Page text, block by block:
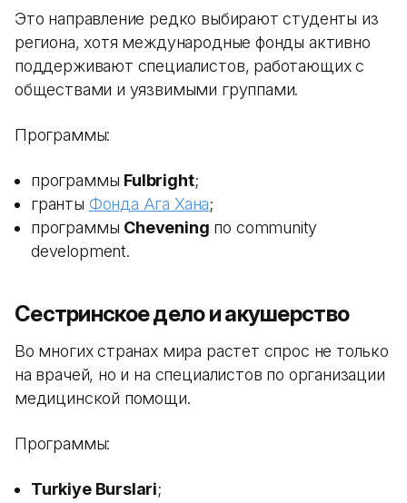
Это направление редко выбирают студенты из
региона, хотя международные фонды активно
поддерживают специалистов, работающих с
обществами и уязвимыми группами.
Программы:
программы Fulbright;
гранты Фонда Ага Хана;
программы Chevening по community
development.
Сестринское дело и акушерство
Во многих странах мира растет спрос не только
на врачей, но и на специалистов по организации
медицинской помощи.
Программы:
Turkiye Burslari;